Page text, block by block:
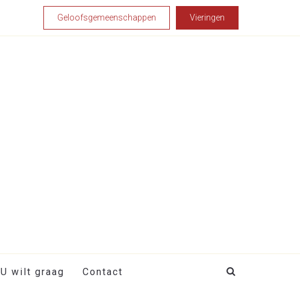
Geloofsgemeenschappen Vieringen
U wilt graag Contact